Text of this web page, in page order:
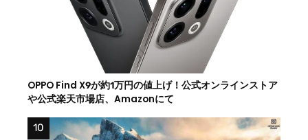
OPPO Find X9が約1万円の値上げ！公式オンラインストア
や公式楽天市場店、Amazonにて